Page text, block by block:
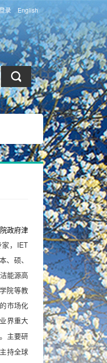
录 English
政府津
，IET
、硕、
能源高
院等教
市场化
界重大
主要研
持全球